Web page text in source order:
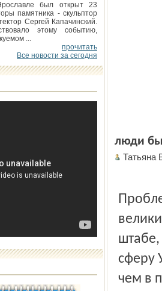
был открыт 23
памятника - скульптор
Сергей Капачинский.
этому событию,
...
прочитать
Все новости за сегодня
люди
сферу
чем в